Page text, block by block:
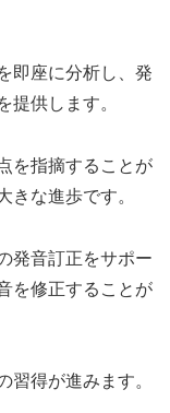
即座に分析し、発
提供します。
を指摘することが
きな進歩です。
発音訂正をサポー
を修正することが
習得が進みます。